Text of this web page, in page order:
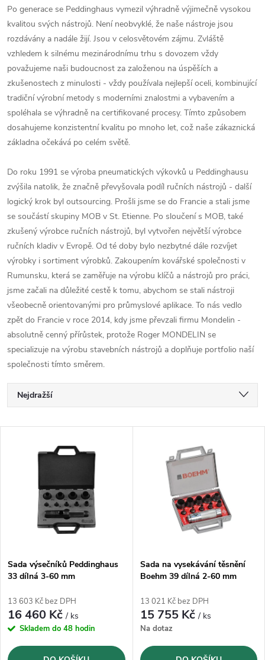
Po generace se Peddinghaus vymezil výhradně výjimečně vysokou
kvalitou svých nástrojů. Není neobvyklé, že naše nástroje jsou
rozdávány a nadále žijí. Jsou v celosvětovém zájmu. Zvláště
vzhledem k silnému mezinárodnímu trhu s dovozem vždy
považujeme naši budoucnost za založenou na úspěších a
zkušenostech z minulosti - vždy používala nejlepší oceli, kombinující
tradiční výrobní metody s moderními znalostmi a vybavením a
spoléhala se výhradně na certifikované procesy. Tímto způsobem
dosahujeme konzistentní kvalitu po mnoho let, což naše zákaznická
základna očekává po celém světě.
Do roku 1991 se výroba pneumatických výkovků u Peddinghausu
zvýšila natolik, že značně převyšovala podíl ručních nástrojů - další
logický krok byl outsourcing. Prošli jsme se do Francie a stali jsme
se součástí skupiny MOB v St. Etienne. Po sloučení s MOB, také
zkušený výrobce ručních nástrojů, byl vytvořen největší výrobce
ručních kladiv v Evropě. Od té doby bylo nezbytné dále rozvíjet
výrobky i sortiment výrobků. Zakoupením kovářské společnosti v
Rumunsku, která se zaměřuje na výrobu klíčů a nástrojů pro práci,
jsme začali na důležité cestě k tomu, abychom se stali nástroji
všeobecně orientovanými pro průmyslové aplikace. To nás vedlo
zpět do Francie v roce 2014, kdy jsme převzali firmu Mondelin -
absolutně cenný přírůstek, protože Roger MONDELIN se
specializuje na výrobu stavebních nástrojů a doplňuje portfolio naší
společnosti tímto směrem.
Ř
a
p
r
o
Nejdražší
Abecedně
s
p
r
o
Sada výsečníků Peddinghaus
33 dílná 3-60 mm
13 603 Kč bez DPH
16 460 Kč/ ks
Skladem do 48 hodin
Sada na vysekávání těsnění
Boehm 39 dílná 2-60 mm
13 021 Kč bez DPH
15 755 Kč/ ks
Na dotaz